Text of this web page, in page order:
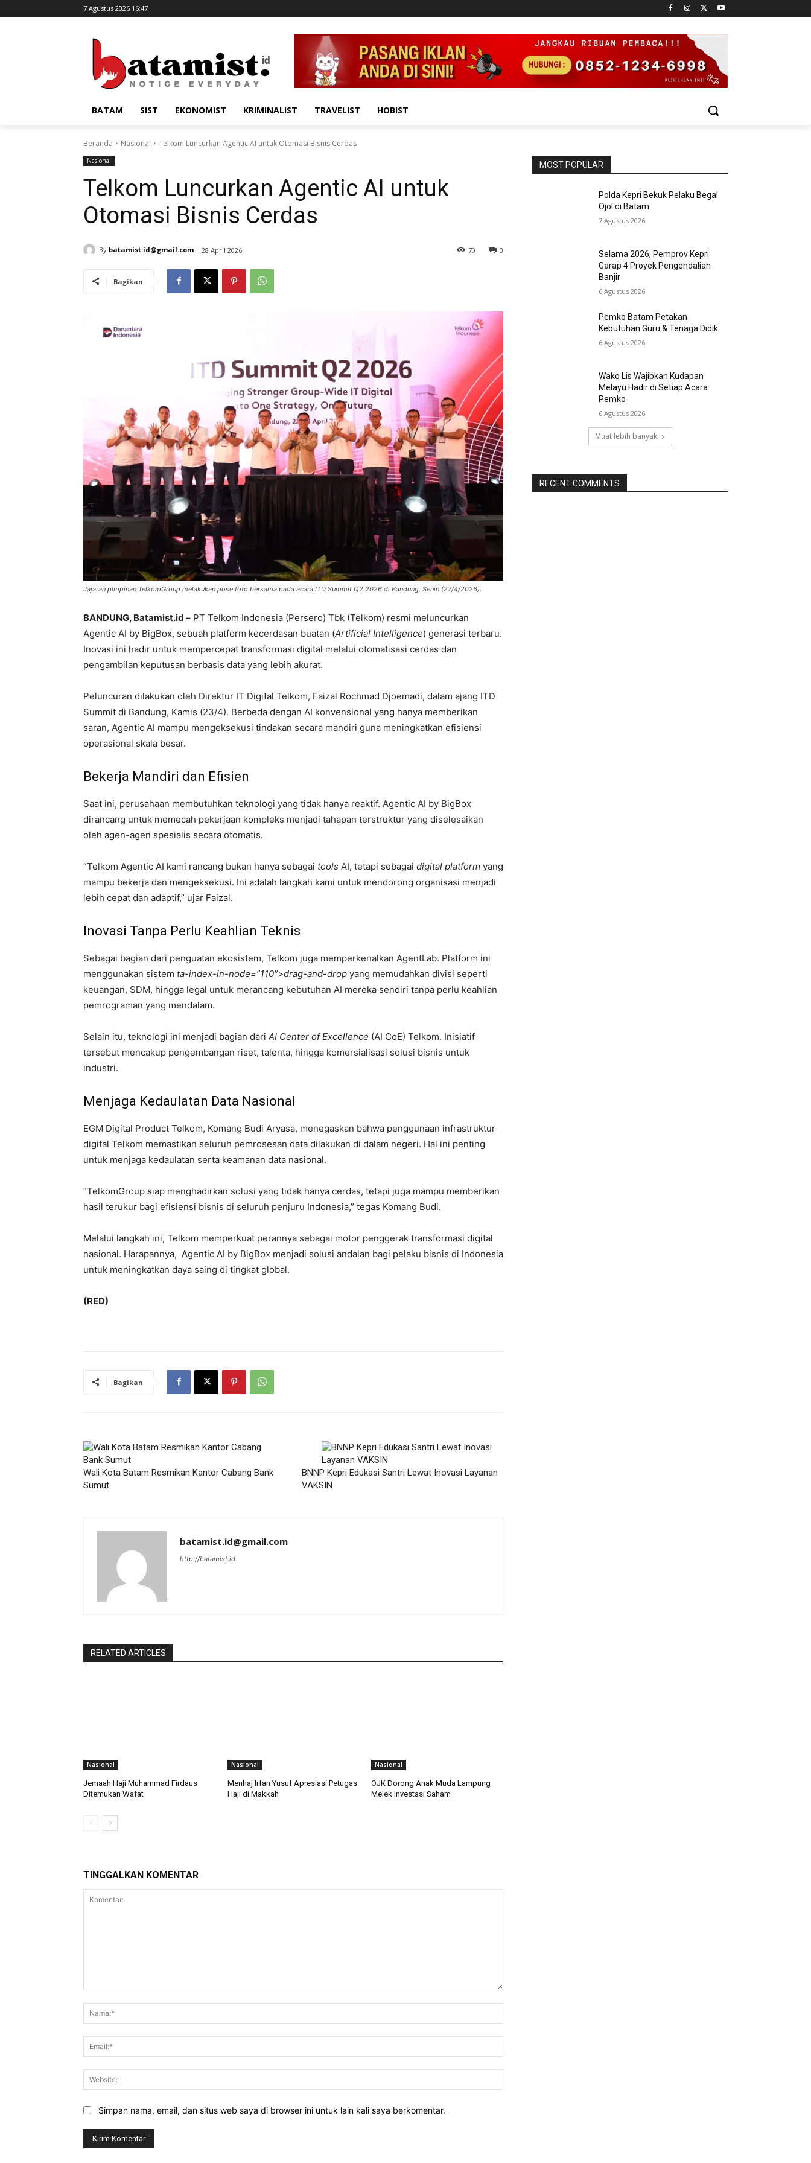
7 Agustus 2026 16:47
BATAM SIST EKONOMIST KRIMINALIST TRAVELIST HOBIST
Beranda Nasional Telkom Luncurkan Agentic AI untuk Otomasi Bisnis Cerdas
Nasional
Telkom Luncurkan Agentic AI untuk
Otomasi Bisnis Cerdas
By batamist.id@gmail.com 28 April 2026 0
70
Bagikan
Jajaran pimpinan TelkomGroup melakukan pose foto bersama pada acara ITD Summit Q2 2026 di Bandung, Senin (27/4/2026).
BANDUNG, Batamist.id – PT Telkom Indonesia (Persero) Tbk (Telkom) resmi meluncurkan
Agentic AI by BigBox, sebuah platform kecerdasan buatan (Artificial Intelligence) generasi terbaru.
Inovasi ini hadir untuk mempercepat transformasi digital melalui otomatisasi cerdas dan
pengambilan keputusan berbasis data yang lebih akurat.
Peluncuran dilakukan oleh Direktur IT Digital Telkom, Faizal Rochmad Djoemadi, dalam ajang ITD
Summit di Bandung, Kamis (23/4). Berbeda dengan AI konvensional yang hanya memberikan
saran, Agentic AI mampu mengeksekusi tindakan secara mandiri guna meningkatkan efisiensi
operasional skala besar.
Bekerja Mandiri dan Efisien
Saat ini, perusahaan membutuhkan teknologi yang tidak hanya reaktif. Agentic AI by BigBox
dirancang untuk memecah pekerjaan kompleks menjadi tahapan terstruktur yang diselesaikan
oleh agen-agen spesialis secara otomatis.
“Telkom Agentic AI kami rancang bukan hanya sebagai tools AI, tetapi sebagai digital platform yang
mampu bekerja dan mengeksekusi. Ini adalah langkah kami untuk mendorong organisasi menjadi
lebih cepat dan adaptif,” ujar Faizal.
Inovasi Tanpa Perlu Keahlian Teknis
Sebagai bagian dari penguatan ekosistem, Telkom juga memperkenalkan AgentLab. Platform ini
menggunakan sistem ta-index-in-node=”110″>drag-and-drop yang memudahkan divisi seperti
keuangan, SDM, hingga legal untuk merancang kebutuhan AI mereka sendiri tanpa perlu keahlian
pemrograman yang mendalam.
Selain itu, teknologi ini menjadi bagian dari AI Center of Excellence (AI CoE) Telkom. Inisiatif
tersebut mencakup pengembangan riset, talenta, hingga komersialisasi solusi bisnis untuk
industri.
Menjaga Kedaulatan Data Nasional
EGM Digital Product Telkom, Komang Budi Aryasa, menegaskan bahwa penggunaan infrastruktur
digital Telkom memastikan seluruh pemrosesan data dilakukan di dalam negeri. Hal ini penting
untuk menjaga kedaulatan serta keamanan data nasional.
“TelkomGroup siap menghadirkan solusi yang tidak hanya cerdas, tetapi juga mampu memberikan
hasil terukur bagi efisiensi bisnis di seluruh penjuru Indonesia,” tegas Komang Budi.
Melalui langkah ini, Telkom memperkuat perannya sebagai motor penggerak transformasi digital
nasional. Harapannya, Agentic AI by BigBox menjadi solusi andalan bagi pelaku bisnis di Indonesia
untuk meningkatkan daya saing di tingkat global.
(RED)
Bagikan
Wali Kota Batam Resmikan Kantor Cabang Bank
Sumut
BNNP Kepri Edukasi Santri Lewat Inovasi Layanan
VAKSIN
batamist.id@gmail.com
http://batamist.id
RELATED ARTICLES
Nasional
Jemaah Haji Muhammad Firdaus
Ditemukan Wafat
Nasional
Menhaj Irfan Yusuf Apresiasi Petugas
Haji di Makkah
Nasional
OJK Dorong Anak Muda Lampung
Melek Investasi Saham
TINGGALKAN KOMENTAR
Simpan nama, email, dan situs web saya di browser ini untuk lain kali saya berkomentar.
MOST POPULAR
Polda Kepri Bekuk Pelaku Begal
Ojol di Batam
7 Agustus 2026
Selama 2026, Pemprov Kepri
Garap 4 Proyek Pengendalian
Banjir
6 Agustus 2026
Pemko Batam Petakan
Kebutuhan Guru & Tenaga Didik
6 Agustus 2026
Wako Lis Wajibkan Kudapan
Melayu Hadir di Setiap Acara
Pemko
6 Agustus 2026
Muat lebih banyak
RECENT COMMENTS